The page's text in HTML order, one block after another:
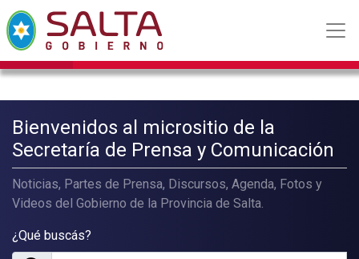
Bienvenidos al micrositio de la
Secretaría de Prensa y Comunicación
Noticias, Partes de Prensa, Discursos, Agenda, Fotos y
Videos del Gobierno de la Provincia de Salta.
¿Qué buscás?